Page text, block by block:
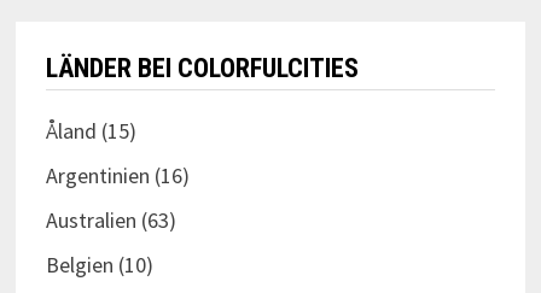
LÄNDER BEI COLORFULCITIES
Åland (15)
Argentinien (16)
Australien (63)
Belgien (10)